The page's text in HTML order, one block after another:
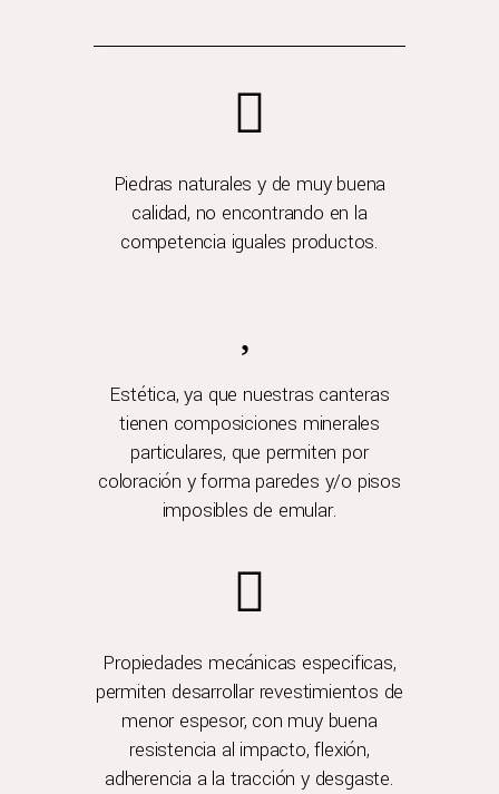
Piedras naturales y de muy buena
calidad, no encontrando en la
competencia iguales productos.
Estética, ya que nuestras canteras
tienen composiciones minerales
particulares, que permiten por
coloración y forma paredes y/o pisos
imposibles de emular.
Propiedades mecánicas especificas,
permiten desarrollar revestimientos de
menor espesor, con muy buena
resistencia al impacto, flexión,
adherencia a la tracción y desgaste.